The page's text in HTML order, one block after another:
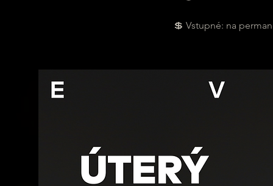
💲 Vstupné: na